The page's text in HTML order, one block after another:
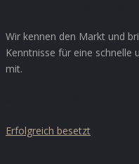
Wir kennen den Markt und
Kenntnisse für eine schnelle
mit.
Erfolgreich besetzt